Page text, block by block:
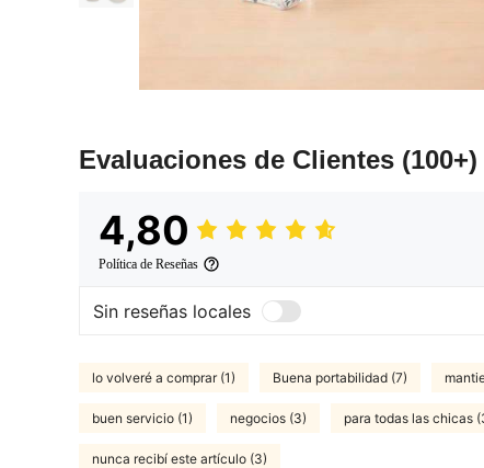
Evaluaciones de Clientes (100+)
4,80
Política de Reseñas
Sin reseñas locales
lo volveré a comprar (1) Buena portabilidad (7)
buen servicio (1) negocios (3) para todas las chicas
nunca recibí este artículo (3)